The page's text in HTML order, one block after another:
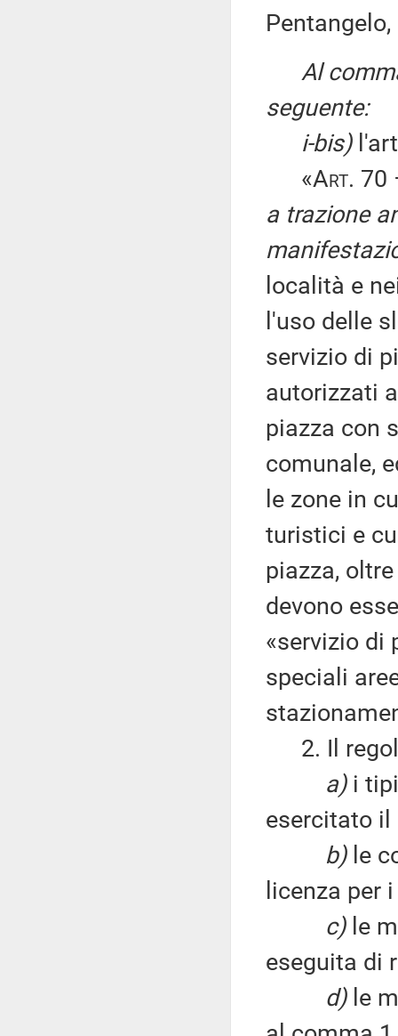
Al
seguente:
i-bis)
«Art.
a trazione
località e
l'uso delle
servizio di
autorizzati
piazza con
comunale,
le zone in
turistici e
piazza,
devono
«servizio di
speciali
2. Il
a)i tipi
esercitato il
b)le
licenza per
c)le
eseguita di
d)le